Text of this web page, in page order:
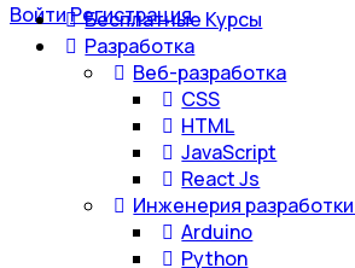
ВойтиРегистрация
Бесплатные Курсы
Разработка
Веб-разработка
CSS
HTML
JavaScript
React Js
Инженерия
Arduino
Python